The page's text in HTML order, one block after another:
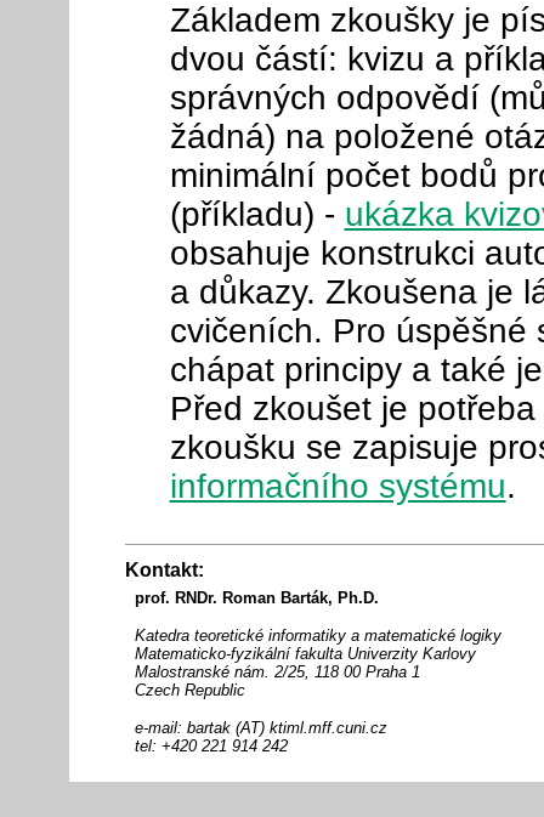
Základem zkoušky je
dvou částí: kvizu a
správných odpovědí
žádná) na položené
minimální počet bodů
(příkladu) - ukázka
obsahuje konstrukci
a důkazy. Zkoušena je
cvičeních. Pro úspěšné
chápat principy a také
Před zkoušet je
zkoušku se zapisuje
informačního systému.
Kontakt:
prof. RNDr. Roman Barták, Ph.D.
Katedra teoretické informatiky a matematické logiky
Matematicko-fyzikální fakulta Univerzity Karlovy
Malostranské nám. 2/25, 118 00 Praha 1
Czech Republic
e-mail: bartak (AT) ktiml.mff.cuni.cz
tel: +420 221 914 242